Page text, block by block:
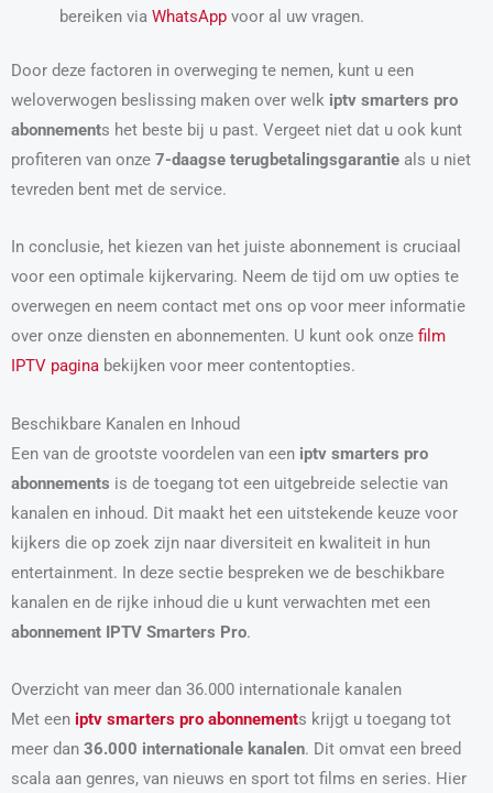
bereiken via WhatsAppvoor al uw vragen.
Door deze factoren in overweging te nemen, kunt u een
weloverwogen beslissing maken over welk iptv smarters pro
abonnements het beste bij u past. Vergeet niet dat u ook kunt
profiteren van onze 7-daagse terugbetalingsgarantie als u niet
tevreden bent met de service.
In conclusie, het kiezen van het juiste abonnement is cruciaal
voor een optimale kijkervaring. Neem de tijd om uw opties te
overwegen en neem contact met ons op voor meer informatie
over onze diensten en abonnementen. U kunt ook onze film
IPTV pagina bekijken voor meer contentopties.
Beschikbare Kanalen en Inhoud
Een van de grootste voordelen van een iptv smarters pro
abonnements is de toegang tot een uitgebreide selectie van
kanalen en inhoud. Dit maakt het een uitstekende keuze voor
kijkers die op zoek zijn naar diversiteit en kwaliteit in hun
entertainment. In deze sectie bespreken we de beschikbare
kanalen en de rijke inhoud die u kunt verwachten met een
abonnement IPTV Smarters Pro.
Overzicht van meer dan 36.000 internationale kanalen
Met een iptv smarters pro abonnements krijgt u toegang tot
meer dan 36.000 internationale kanalen. Dit omvat een breed
scala aan genres, van nieuws en sport tot films en series. Hier